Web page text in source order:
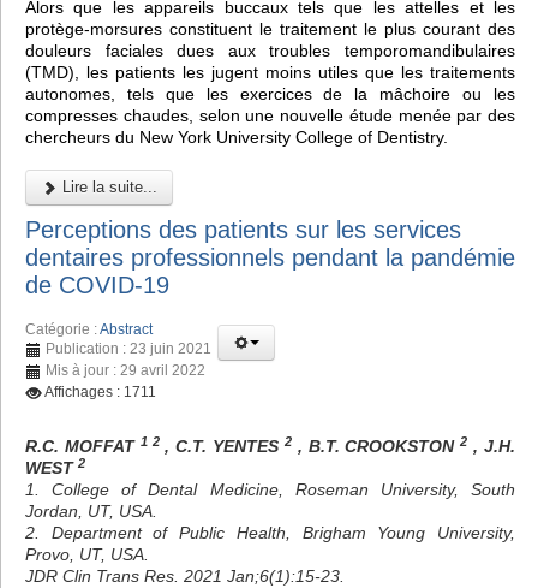
Alors que les appareils buccaux tels que les attelles et les
protège-morsures constituent le traitement le plus courant des
douleurs faciales dues aux troubles temporomandibulaires
(TMD), les patients les jugent moins utiles que les traitements
autonomes, tels que les exercices de la mâchoire ou les
compresses chaudes, selon une nouvelle étude menée par des
chercheurs du New York University College of Dentistry.
Lire la suite...
Perceptions des patients sur les services
dentaires professionnels pendant la pandémie
de COVID-19
Catégorie :Abstract
Publication : 23 juin 2021
Mis à jour : 29 avril 2022
Affichages : 1711
R.C. MOFFAT 1 2, C.T. YENTES 2, B.T. CROOKSTON2 , J.H.
WEST 2
1. College of Dental Medicine, Roseman University, South
Jordan, UT, USA.
2. Department of Public Health, Brigham Young University,
Provo, UT, USA.
JDR Clin Trans Res. 2021 Jan;6(1):15-23.